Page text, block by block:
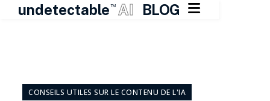
undetectable TM AI BLOG 
contentCONSEILS UTILES SUR LE CONTENU DE L'IA